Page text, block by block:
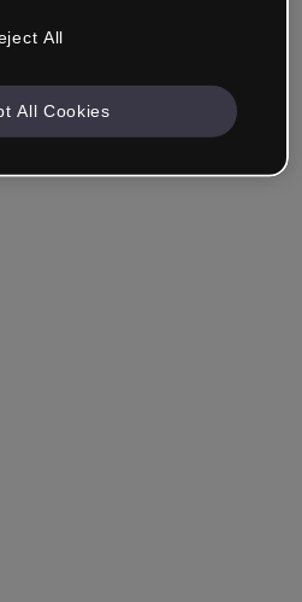
¿Has olvidado tu contraseña?
All
All Cookies